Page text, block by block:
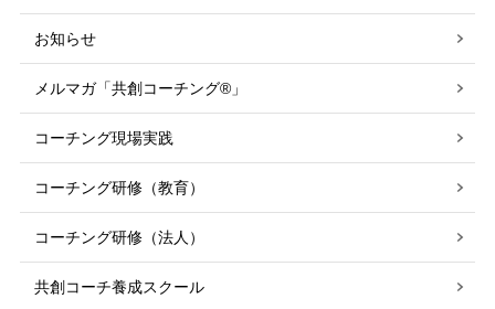
お知らせ
メルマガ「共創コーチング®」
コーチング現場実践
コーチング研修（教育）
コーチング研修（法人）
共創コーチ養成スクール